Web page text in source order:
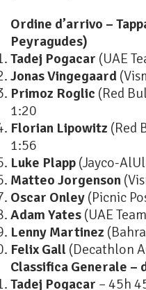
Ordine d’arrivo –
Peyragudes)
Tadej Pogacar (UAE
Jonas Vingegaard
Primoz Roglic (Red
1:20
Florian Lipowitz (Red
1:56
Luke Plapp (Jayco-
Matteo Jorgenson
Oscar Onley (Picnic
Adam Yates (UAE
Lenny Martinez
Felix Gall (Decathlon
Classifica Generale –
Tadej Pogacar – 45h